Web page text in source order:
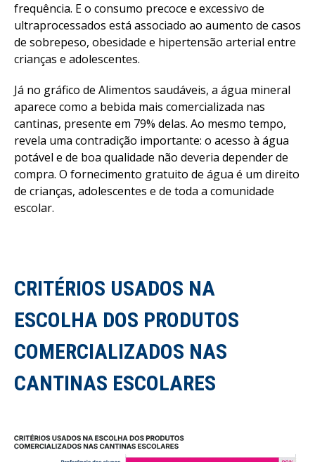
frequência. E o consumo precoce e excessivo de
ultraprocessados está associado ao aumento de casos
de sobrepeso, obesidade e hipertensão arterial entre
crianças e adolescentes.
Já no gráfico de Alimentos saudáveis, a água mineral
aparece como a bebida mais comercializada nas
cantinas, presente em 79% delas. Ao mesmo tempo,
revela uma contradição importante: o acesso à água
potável e de boa qualidade não deveria depender de
compra. O fornecimento gratuito de água é um direito
de crianças, adolescentes e de toda a comunidade
escolar.
CRITÉRIOS USADOS NA
ESCOLHA DOS PRODUTOS
COMERCIALIZADOS NAS
CANTINAS ESCOLARES